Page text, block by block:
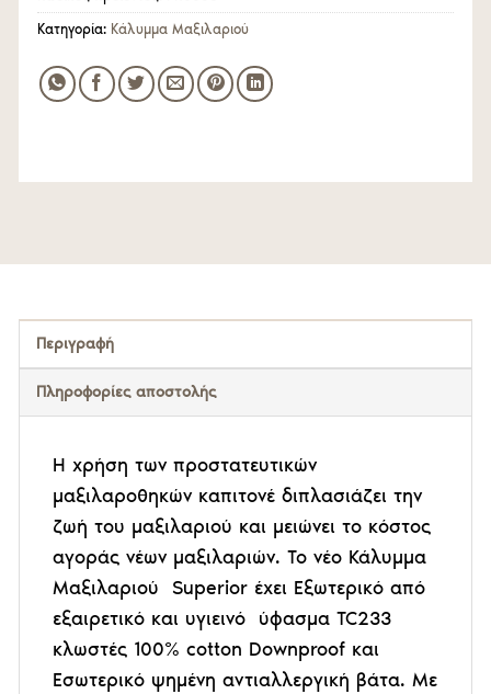
Κατηγορία: Κάλυμμα Μαξιλαριού
Περιγραφή
Πληροφορίες αποστολής
Η χρήση των προστατευτικών
μαξιλαροθηκών καπιτονέ διπλασιάζει την
ζωή του μαξιλαριού και μειώνει το κόστος
αγοράς νέων μαξιλαριών. Το νέο Κάλυμμα
Μαξιλαριού Superior έχει Εξωτερικό από
εξαιρετικό και υγιεινό ύφασμα TC233
κλωστές 100% cotton Downproof και
Εσωτερικό ψημένη αντιαλλεργική βάτα. Με